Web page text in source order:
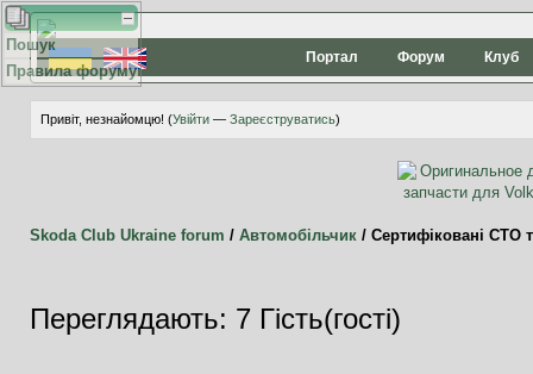
Портал Форум Клуб
Привіт, незнайомцю! (Увійти— Зареєструватись)
Skoda Club Ukraine forum / Автомобільчик / Сертифіковані СТО
Пошук
Правила форуму
Переглядають: 7 Гість(гості)